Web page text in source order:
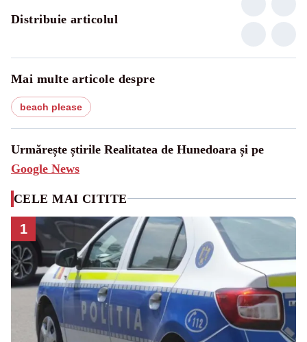
Distribuie articolul
Mai multe articole despre
beach please
Urmărește știrile Realitatea de Hunedoara și pe
Google News
CELE MAI CITITE
1